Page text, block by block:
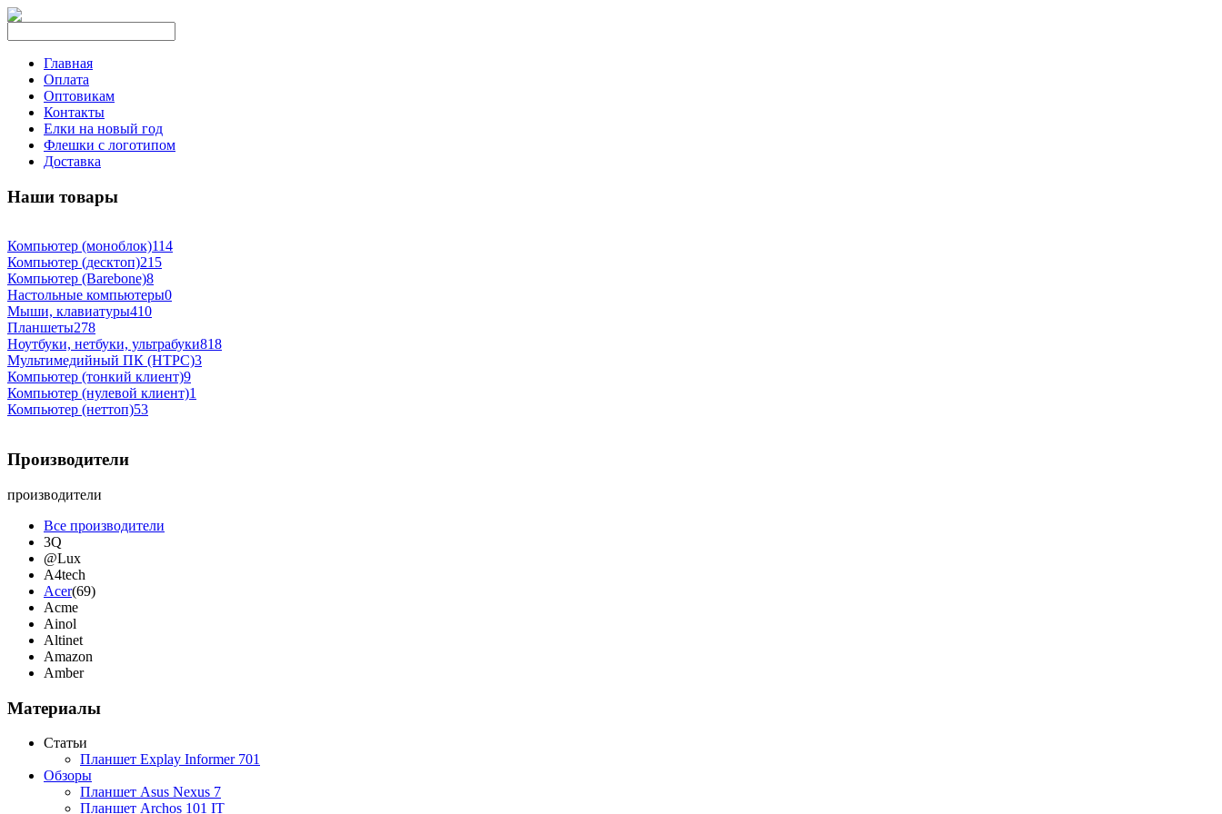
Главная
Оплата
Оптовикам
Контакты
Елки на новый год
Флешки с логотипом
Доставка
Наши товары
Компьютер (моноблок)114
Компьютер (десктоп)215
Компьютер (Barebone)8
Настольные компьютеры0
Мыши, клавиатуры410
Планшеты278
Ноутбуки, нетбуки, ультрабуки818
Мультимедийный ПК (HTPC)3
Компьютер (тонкий клиент)9
Компьютер (нулевой клиент)1
Компьютер (неттоп)53
Производители
производители
Все производители
3Q
@Lux
A4tech
Acer(69)
Acme
Ainol
Altinet
Amazon
Amber
Apache(1)
Apple
Apriori
Archos
Armaggeddon
Assistant
Asus
(171)
Материалы
Статьи
Планшет Explay Informer 701
Обзоры
Планшет Asus Nexus 7
Планшет Archos 101 IT